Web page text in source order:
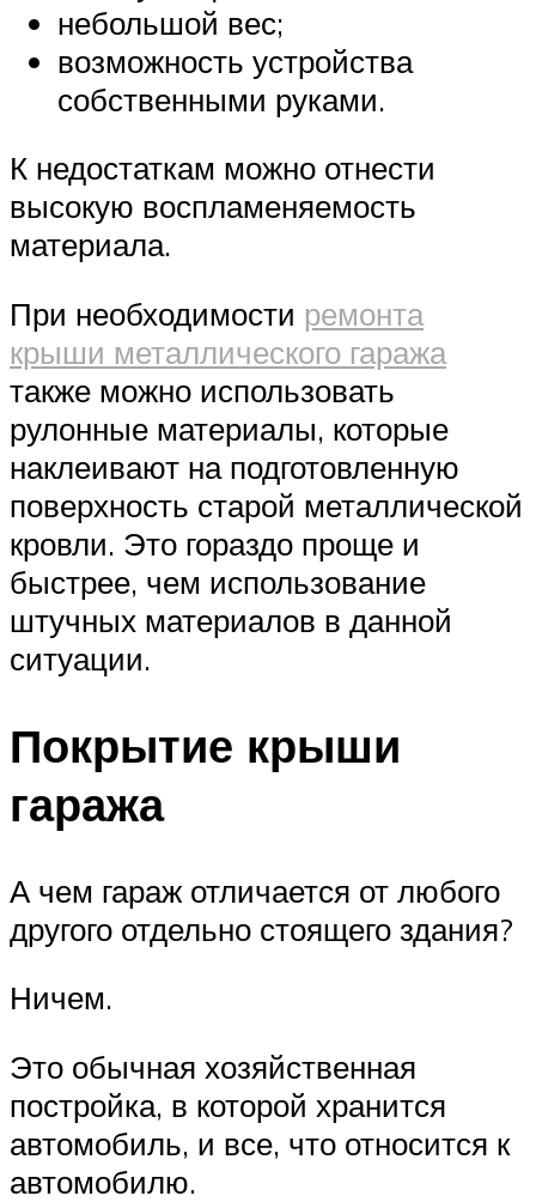
небольшой вес;
возможность устройства
собственными руками.
К недостаткам можно отнести
высокую воспламеняемость
материала.
При необходимости ремонта
крыши металлического гаража
также можно использовать
рулонные материалы, которые
наклеивают на подготовленную
поверхность старой металлической
кровли. Это гораздо проще и
быстрее, чем использование
штучных материалов в данной
ситуации.
Покрытие крыши
гаража
А чем гараж отличается от любого
другого отдельно стоящего здания?
Ничем.
Это обычная хозяйственная
постройка, в которой хранится
автомобиль, и все, что относится к
автомобилю.